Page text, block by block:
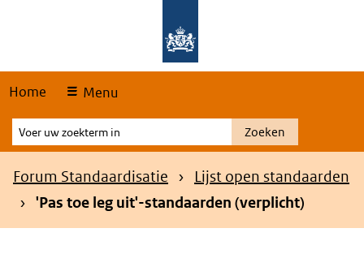
Home Menu
Voer
uw
zoekterm
Zoeken
Kruimelpad
Forum Standaardisatie
Lijst open standaarden
'Pas toe leg uit'-standaarden (verplicht)